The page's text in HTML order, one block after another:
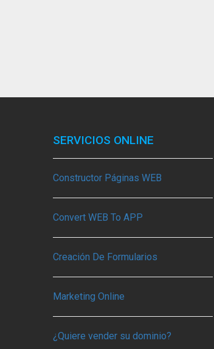
SERVICIOS ONLINE
Constructor Páginas WEB
Convert WEB To APP
Creación De Formularios
Marketing Online
¿Quiere vender su dominio?